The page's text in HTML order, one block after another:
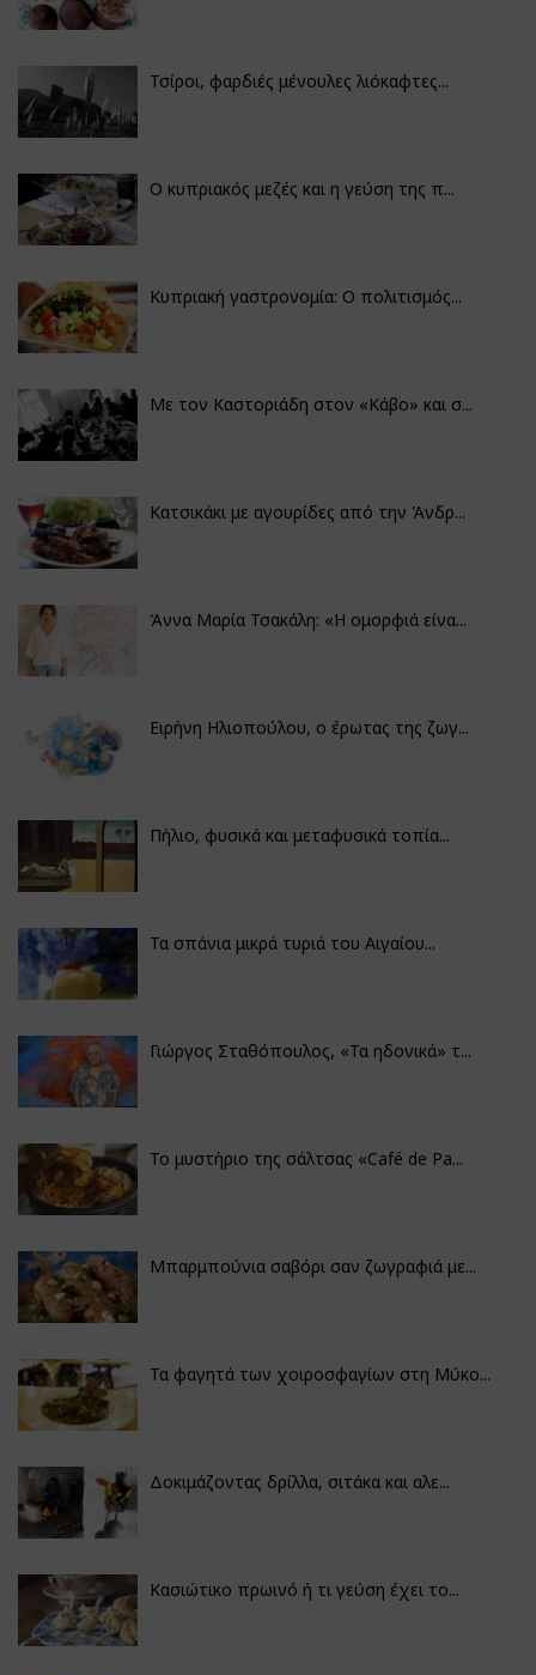
Τσίροι, φαρδιές μένουλες λιόκαφτες...
Ο κυπριακός μεζές και η γεύση της π...
Κυπριακή γαστρονομία: Ο πολιτισμός...
Με τον Καστοριάδη στον «Κάβο» και σ...
Κατσικάκι με αγουρίδες από την Άνδρ...
Άννα Μαρία Τσακάλη: «Η ομορφιά είνα...
Ειρήνη Ηλιοπούλου, ο έρωτας της ζωγ...
Πήλιο, φυσικά και μεταφυσικά τοπία...
Τα σπάνια μικρά τυριά του Αιγαίου...
Γιώργος Σταθόπουλος, «Τα ηδονικά» τ...
Το μυστήριο της σάλτσας «Café de Pa...
Μπαρμπούνια σαβόρι σαν ζωγραφιά με...
Τα φαγητά των χοιροσφαγίων στη Μύκο...
Δοκιμάζοντας δρίλλα, σιτάκα και αλε...
Κασιώτικο πρωινό ή τι γεύση έχει το...